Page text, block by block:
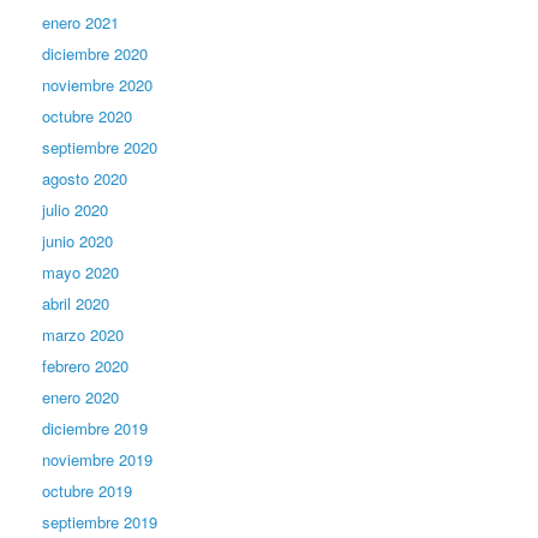
enero 2021
diciembre 2020
noviembre 2020
octubre 2020
septiembre 2020
agosto 2020
julio 2020
junio 2020
mayo 2020
abril 2020
marzo 2020
febrero 2020
enero 2020
diciembre 2019
noviembre 2019
octubre 2019
septiembre 2019